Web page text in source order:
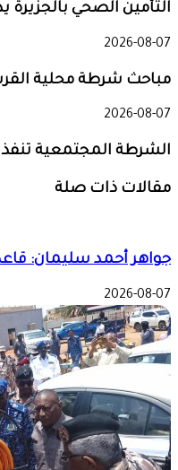
التأمين الصحي
2026-08-07
مباحث شرطة محلية
2026-08-07
الشرطة المجتمعية
مقالات ذات صلة
جواهر أحمد سليمان: قاعدة
2026-08-07